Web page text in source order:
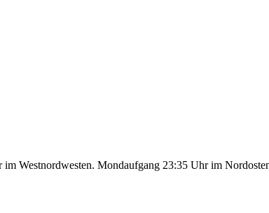
Westnordwesten. Mondaufgang 23:35 Uhr im